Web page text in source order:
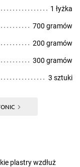
1 łyżka
700 gramów
200 gramów
300 gramów
3 sztuki
plastry wzdłuż